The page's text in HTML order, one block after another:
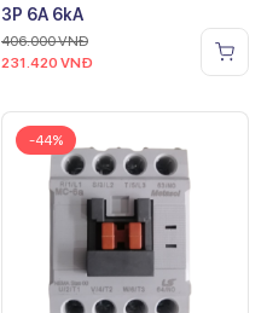
3P 6A 6kA
406.000VNĐ
231.420 VNĐ
-44%